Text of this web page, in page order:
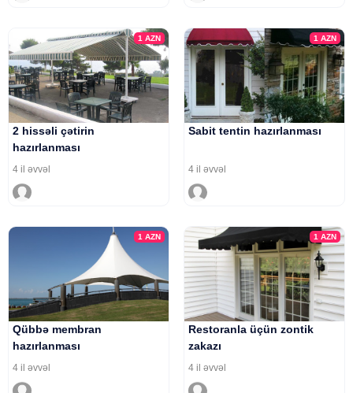
1AZN
2 hissəli çətirin
hazırlanması
4 il əvvəl
1 AZN
Sabit tentin hazırlanması
4 il əvvəl
1AZN
Qübbə membran
hazırlanması
4 il əvvəl
1 AZN
Restoranla üçün zontik
zakazı
4 il əvvəl